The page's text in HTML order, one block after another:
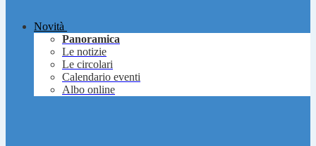
Novità
Panoramica
Le notizie
Le circolari
Calendario eventi
Albo online